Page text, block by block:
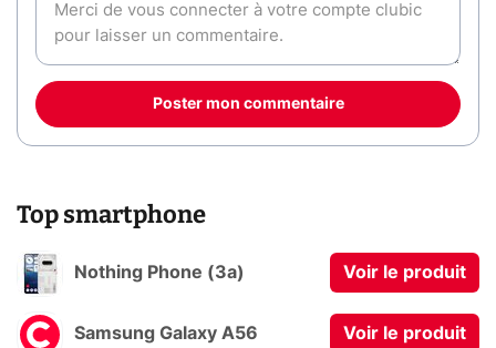
Poster mon commentaire
Top smartphone
Nothing Phone (3a) Voir le produit
Samsung Galaxy A56 Voir le produit